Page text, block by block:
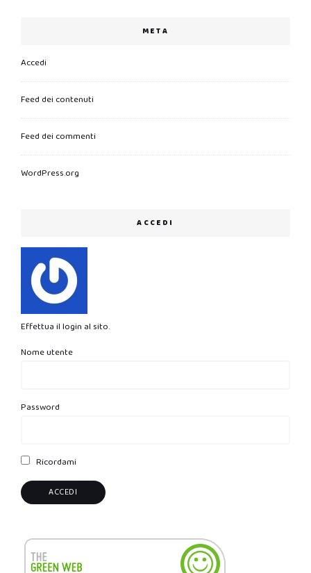
META
Accedi
Feed dei contenuti
Feed dei commenti
WordPress.org
ACCEDI
Effettua il login al sito.
Nome utente
Password
Ricordami